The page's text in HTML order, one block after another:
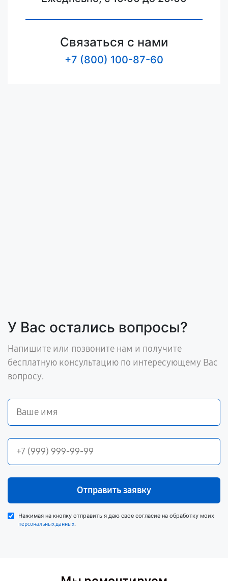
Связаться с нами
+7 (800) 100-87-60
У Вас остались вопросы?
Напишите или позвоните нам и получите
бесплатную консультацию по интересующему Вас
вопросу.
Отправить заявку
Нажимая на кнопку отправить я даю свое согласие на обработку моих
персональных данных.